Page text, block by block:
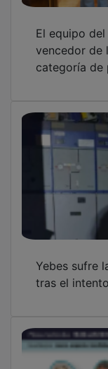
vencedor de
categoría de
tras el